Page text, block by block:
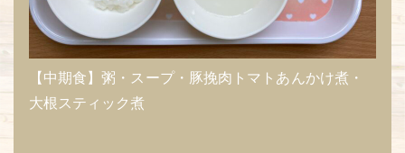
【中期食】粥・スープ・豚挽肉トマトあんかけ煮・
大根スティック煮